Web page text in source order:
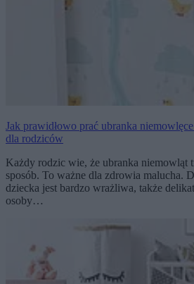
Jak prawidłowo prać ubranka
dla rodziców
Każdy rodzic wie, że ubranka niemowląt
sposób. To ważne dla zdrowia malucha.
dziecka jest bardzo wrażliwa, także
osoby…